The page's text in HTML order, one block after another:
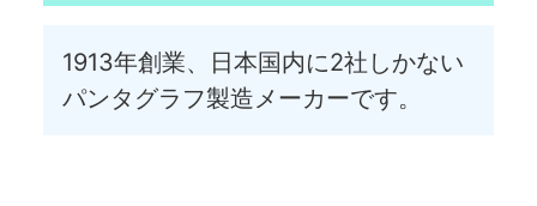
1913年創業、日本国内に2社しかない
パンタグラフ製造メーカーです。